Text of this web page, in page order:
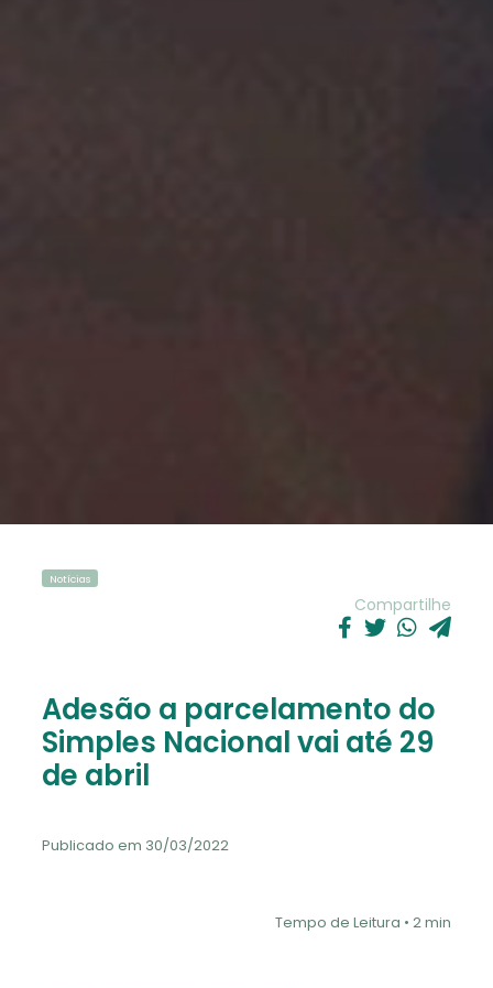
Notícias
Compartilhe
Adesão a parcelamento do
Simples Nacional vai até 29
de abril
Publicado em 30/03/2022
Tempo de Leitura • 2 min